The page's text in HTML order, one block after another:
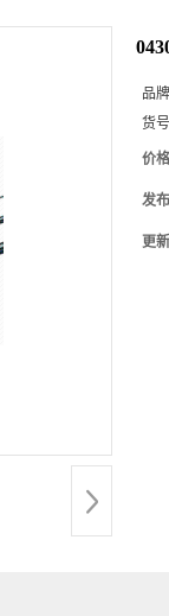
品
货
价
发
更